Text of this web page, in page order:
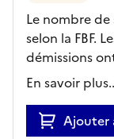
Le nombre de
selon la FBF.
démissions
En savoir
Ajouter